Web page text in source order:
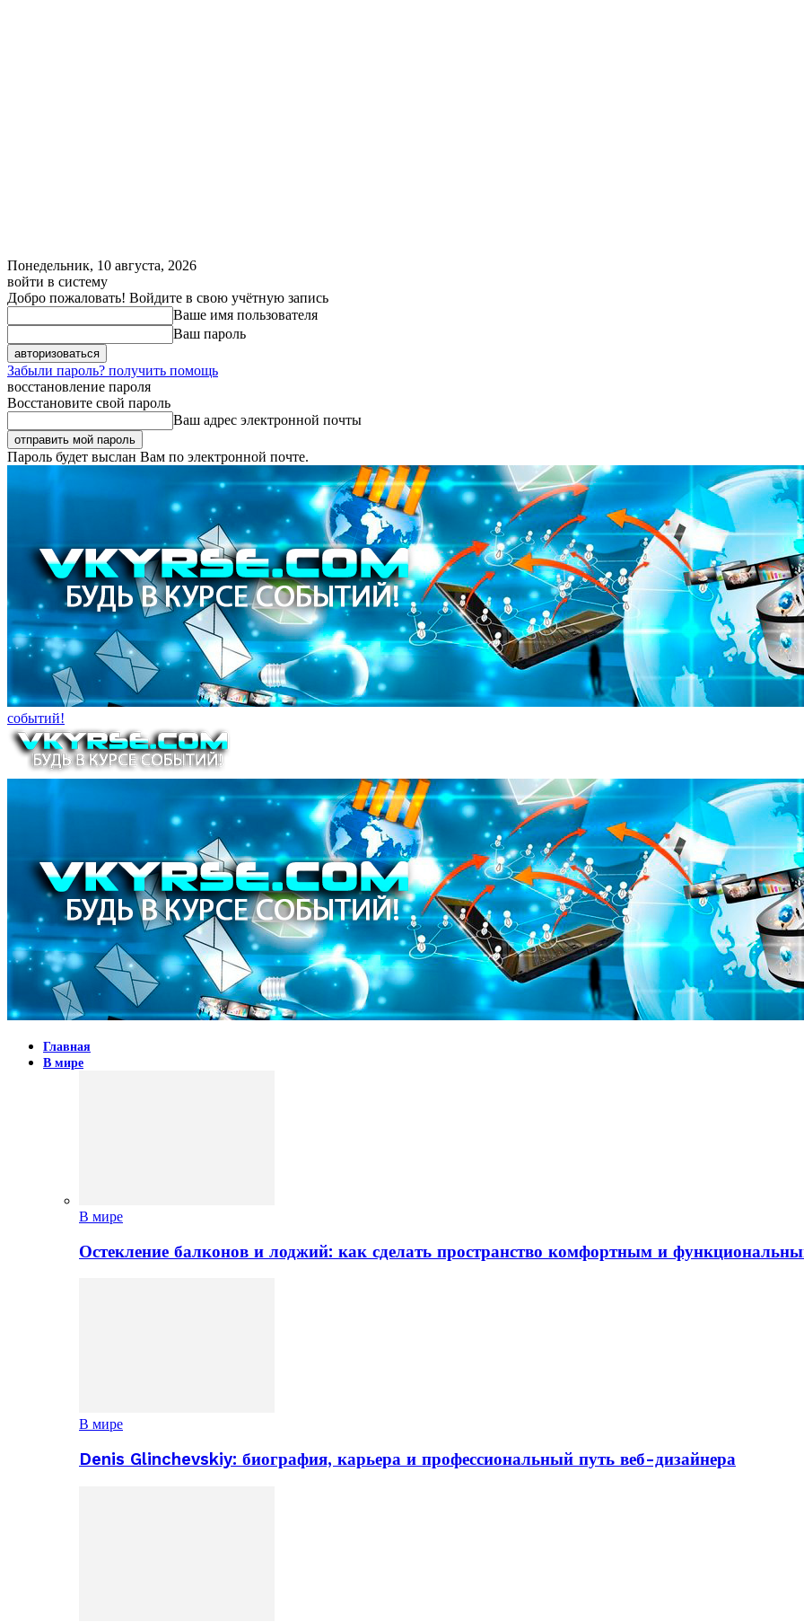
Понедельник, 10 августа, 2026
войти в систему
Добро пожаловать! Войдите в свою учётную запись
Ваше имя пользователя
Ваш пароль
Забыли пароль? получить помощь
восстановление пароля
Восстановите свой пароль
Ваш адрес электронной почты
Пароль будет выслан Вам по электронной почте.
событий!
Главная
В мире
В мире
Остекление балконов и лоджий: как сделать пространство комфортным и
В мире
Denis Glinchevskiy: биография, карьера и профессиональный путь веб-дизайнера